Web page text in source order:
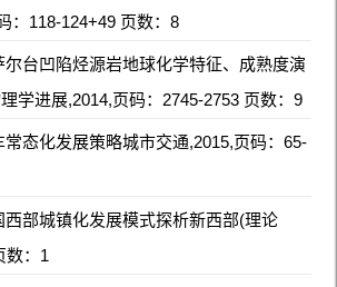
：118-124+49 页数：8
台凹陷烃源岩地球化学特征、成熟度演
学进展,2014,页码：2745-2753 页数：9
态化发展策略城市交通,2015,页码：65-
部城镇化发展模式探析新西部(理论
数：1